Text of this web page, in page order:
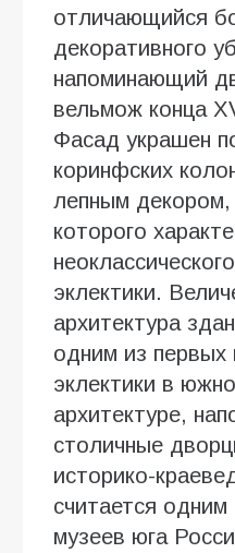
отличающийся
декоративного
напоминающий
вельмож конца
Фасад украшен
коринфских
лепным
которого
эклектики.
архитектура
одним из первых
эклектики в
архитектуре,
столичные
историко-
считается
музеев юга